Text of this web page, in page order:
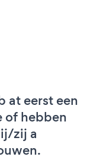
at eerst een
of hebben
zij a